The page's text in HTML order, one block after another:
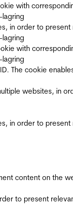
with
lagring
in order to
lagring
with
lagring
The cookie
websites, in
in order to
content on the
to present